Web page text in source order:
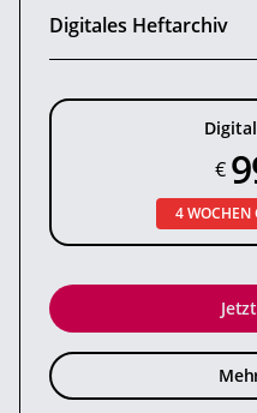
Digitales Heftarchiv
€
4 WOCHEN